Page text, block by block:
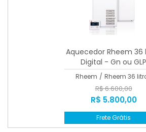
Aquecedor Rheem 36
Digital - Gn ou GLP
Rheem / Rheem 36
R$ 6.600,00
R$ 5.800,00
Frete Grátis